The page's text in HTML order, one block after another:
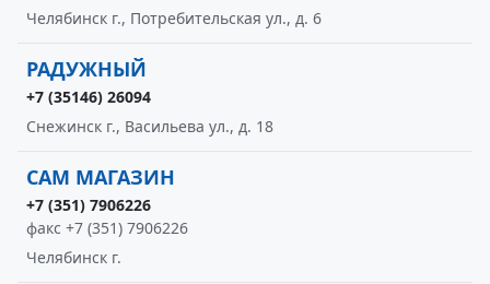
Челябинск г., Потребительская ул., д. 6
РАДУЖНЫЙ
+7 (35146) 26094
Снежинск г., Васильева ул., д. 18
САМ МАГАЗИН
+7 (351) 7906226
факс +7 (351) 7906226
Челябинск г.